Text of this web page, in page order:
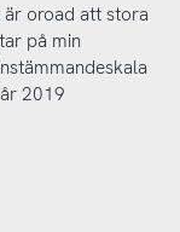
är oroad att stora
på min
2019